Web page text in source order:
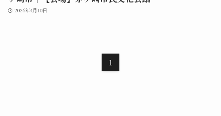
2026年4月10日
1